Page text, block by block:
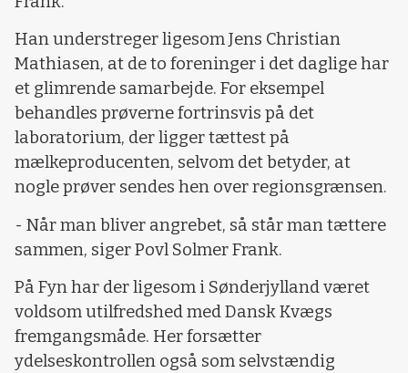
Han understreger ligesom Jens Christian
Mathiasen, at de to foreninger i det daglige har
et glimrende samarbejde. For eksempel
behandles prøverne fortrinsvis på det
laboratorium, der ligger tættest på
mælkeproducenten, selvom det betyder, at
nogle prøver sendes hen over regionsgrænsen.
- Når man bliver angrebet, så står man tættere
sammen, siger Povl Solmer Frank.
På Fyn har der ligesom i Sønderjylland været
voldsom utilfredshed med Dansk Kvægs
fremgangsmåde. Her forsætter
ydelseskontrollen også som selvstændig